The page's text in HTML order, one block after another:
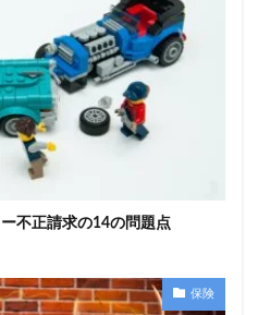
不正請求の14の問題点
保険